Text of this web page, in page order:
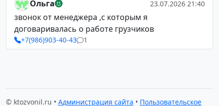
Ольга 23.07.2026 21:40
звонок от менеджера ,с которым я
договаривалась о работе грузчиков
+7(986)903-40-43 1
© ktozvonil.ru • Администрация сайта • Пользовательское